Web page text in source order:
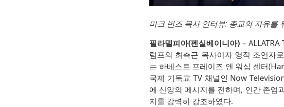
마크 번즈 목사 인터뷰: 종교의 자유를
필라델피아(펜실베이니아) – ALLATRA
럼프의 최측근 목사이자 영적 조언자
는 하베스트 프레이즈 앤 워십 센터
국제 기독교 TV 채널인 Now
에 신앙의 메시지를 전하며, 인간 존엄
지를 강력히 강조하였다.